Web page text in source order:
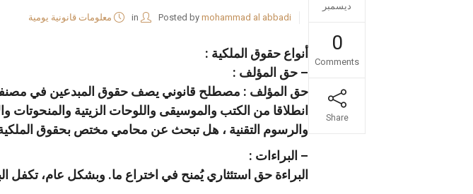
ديسمبر
0
Comments
Share
Posted by mohammad al abbadi
in معلومات قانونية يومية
أنواع حقوق الملكية :
– حق المؤلف :
حق المؤلف : مصطلح قانوني يصف حقوق المبدعين في
انطلاقا من الكتب والموسيقى واللوحات الزيتية والمنحوتات
والرسوم التقنية ، هل تبحث عن محامي مختص بحقوق
– البراءات :
البراءة حق استئثاري يُمنح في اختراع ما. وبشكل عام، تكفل